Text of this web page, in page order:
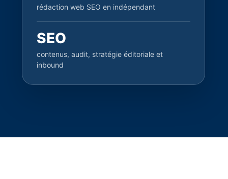
rédaction web SEO en indépendant
SEO
contenus, audit, stratégie éditoriale et
inbound